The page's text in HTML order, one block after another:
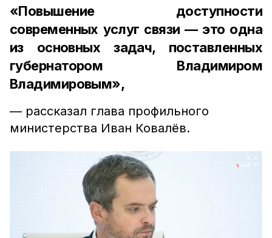
«Повышение доступности
современных услуг связи — это одна
из основных задач, поставленных
губернатором Владимиром
Владимировым»,
— рассказал глава профильного
министерства Иван Ковалёв.